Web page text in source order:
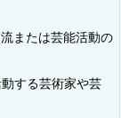
または芸能活動の
する芸術家や芸